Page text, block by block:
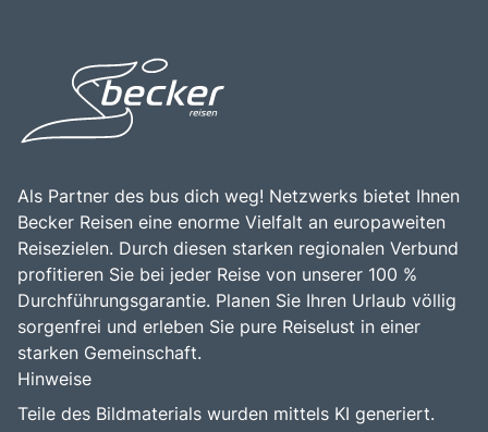
beeindruckender Landschaft, reicher Geschichte und
einer Vielzahl von Aktivitäten macht Mecklenburg-
Vorpommern zu einem unvergesslichen Erlebnis für alle,
die die Schönheit und Vielfalt dieser einzigartigen Region
Als Partner des bus dich weg! Netzwerks bietet Ihnen
Becker Reisen eine enorme Vielfalt an europaweiten
Reisezielen. Durch diesen starken regionalen Verbund
profitieren Sie bei jeder Reise von unserer 100 %
Durchführungsgarantie. Planen Sie Ihren Urlaub völlig
sorgenfrei und erleben Sie pure Reiselust in einer
starken Gemeinschaft.
Hinweise
Teile des Bildmaterials wurden mittels KI generiert.